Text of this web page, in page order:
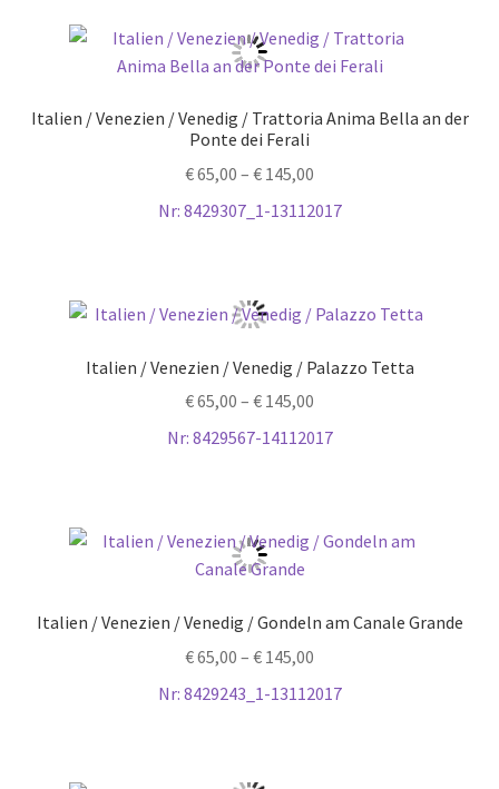
Italien / Venezien / Venedig / Trattoria Anima Bella an der
Ponte dei Ferali
€65,00 – € 145,00
Nr: 8429307_1-13112017
Italien / Venezien / Venedig / Palazzo Tetta
€65,00 – € 145,00
Nr: 8429567-14112017
Italien / Venezien / Venedig / Gondeln am Canale Grande
€65,00 – € 145,00
Nr: 8429243_1-13112017